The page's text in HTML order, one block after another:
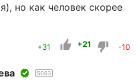
но как человек скорее
+31 +21 -10
5063